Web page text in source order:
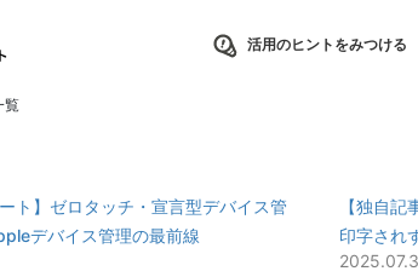
活用のヒントをみつける
覧
ト】ゼロタッチ・宣言型デバイス管
デバイス管理の最前線
【独自
印字され